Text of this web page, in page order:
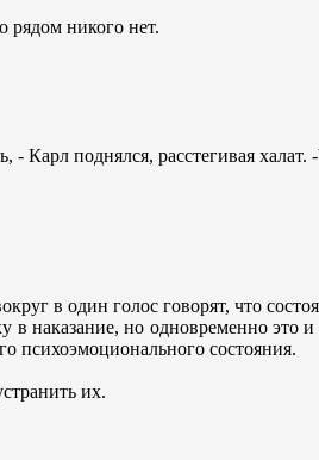
рядом никого нет.
Карл поднялся, расстегивая халат.
в один голос говорят, что
в наказание, но одновременно это
психоэмоционального состояния.
их.